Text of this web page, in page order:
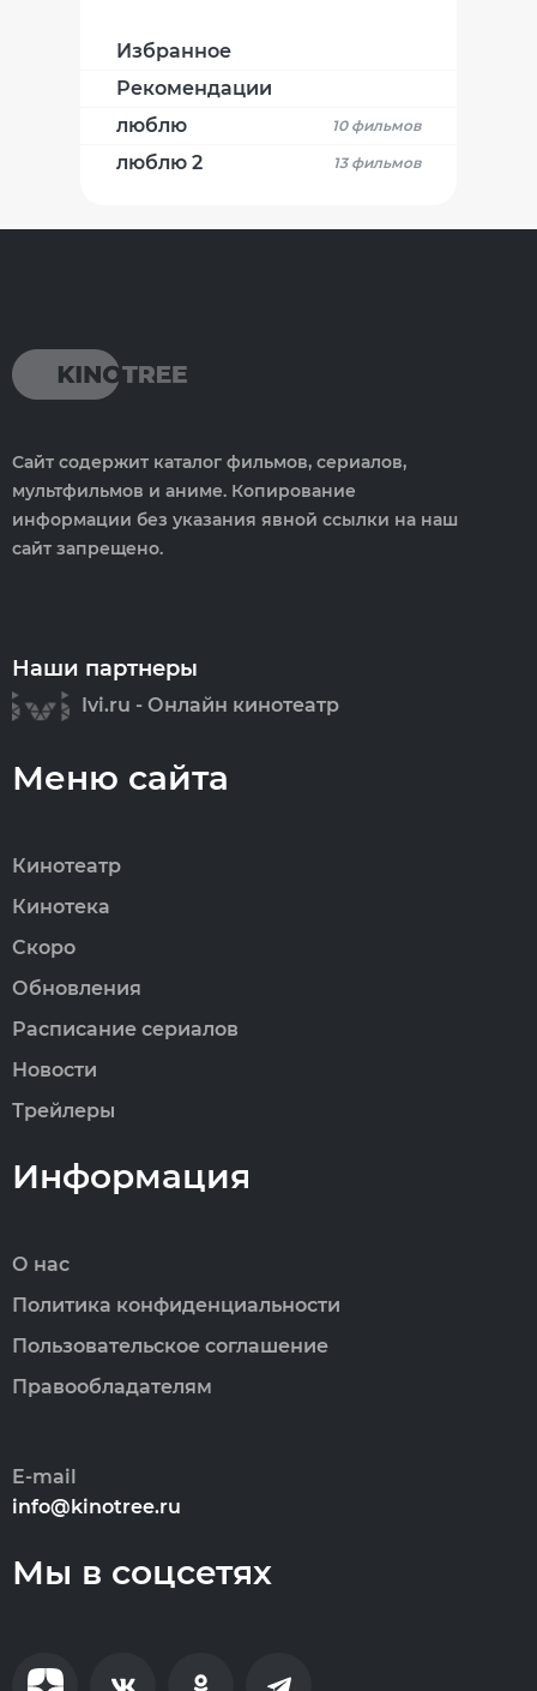
Избранное
Рекомендации
люблю
10 фильмов
люблю 2 13 фильмов
Сайт содержит каталог фильмов, сериалов,
мультфильмов и аниме. Копирование
информации без указания явной ссылки на наш
сайт запрещено.
Наши партнеры
Ivi.ru - Онлайн кинотеатр
Меню сайта
Кинотеатр
Кинотека
Скоро
Обновления
Расписание сериалов
Новости
Трейлеры
Информация
О нас
Политика конфиденциальности
Пользовательское соглашение
Правообладателям
E-mail
info@kinotree.ru
Мы в соцсетях